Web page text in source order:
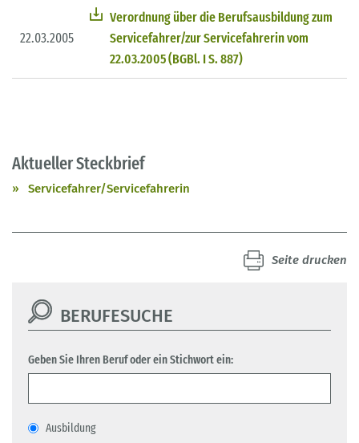
22.03.2005
Verordnung über die Berufsausbildung zum
Servicefahrer/zur Servicefahrerin vom
22.03.2005 (BGBl. I S. 887)
Aktueller Steckbrief
Servicefahrer/Servicefahrerin
Seite drucken
BERUFESUCHE
Geben Sie Ihren Beruf oder ein Stichwort ein:
Ausbildung